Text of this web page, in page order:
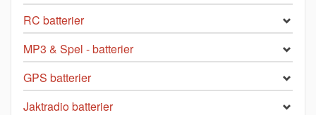
RC batterier
MP3 & Spel - batterier
GPS batterier
Jaktradio batterier